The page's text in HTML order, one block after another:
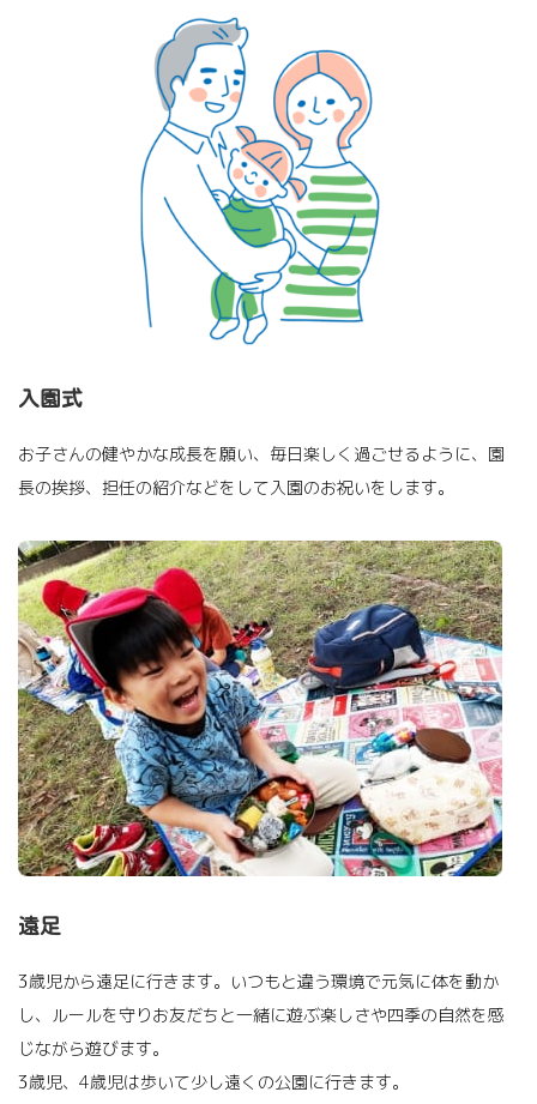
入園式
お子さんの健やかな成長を願い、毎日楽しく過ごせるように、園
長の挨拶、担任の紹介などをして入園のお祝いをします。
遠足
3歳児から遠足に行きます。いつもと違う環境で元気に体を動か
し、ルールを守りお友だちと一緒に遊ぶ楽しさや四季の自然を感
じながら遊びます。
3歳児、4歳児は歩いて少し遠くの公園に行きます。